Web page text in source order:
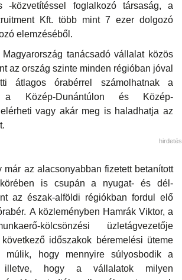
-közvetítéssel foglalkozó társaság, a
Kft. több mint 7 ezer dolgozó
elemzéséből.
tanácsadó vállalat közös
az ország szinte minden régióban jóval
átlagos órabérrel számolhatnak a
a Közép-Dunántúlon és Közép-
vagy akár meg is haladhatja az
hirdetés
már az alacsonyabban fizetett betanított
is csupán a nyugat- és dél-
az észak-alföldi régiókban fordul elő
A közleményben Hamrák Viktor, a
kölcsönzési üzletágvezetője
időszakok béremelési üteme
múlik, hogy mennyire súlyosbodik a
illetve, hogy a vállalatok milyen